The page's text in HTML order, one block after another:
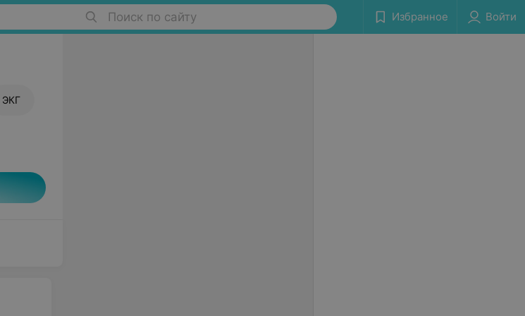
Поиск по сайту Избранное Войти
ЭКГ